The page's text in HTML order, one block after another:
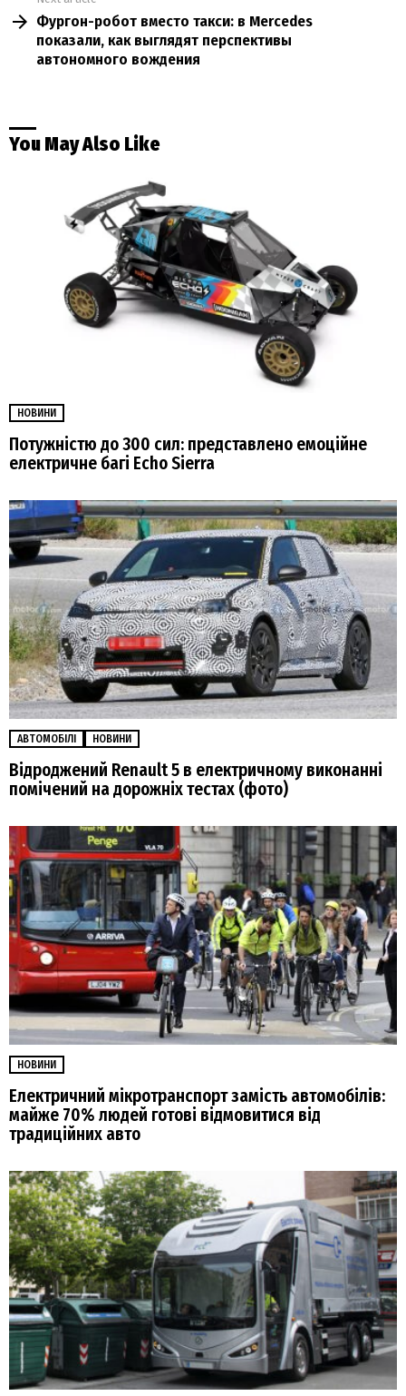
Фургон-робот вместо такси: в Mercedes
показали, как выглядят перспективы
автономного вождения
You May Also Like
НОВИНИ
Потужністю до 300 сил: представлено емоційне
електричне багі Echo Sierra
АВТОМОБІЛІ НОВИНИ
Відроджений Renault 5 в електричному виконанні
помічений на дорожніх тестах (фото)
НОВИНИ
Електричний мікротранспорт замість автомобілів:
майже 70% людей готові відмовитися від
традиційних авто